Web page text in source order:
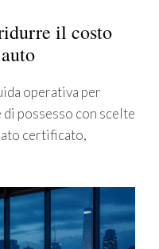
il costo
operativa per
possesso con scelte
certificato,